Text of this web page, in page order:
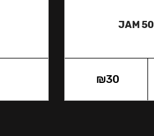
JAM
₪30